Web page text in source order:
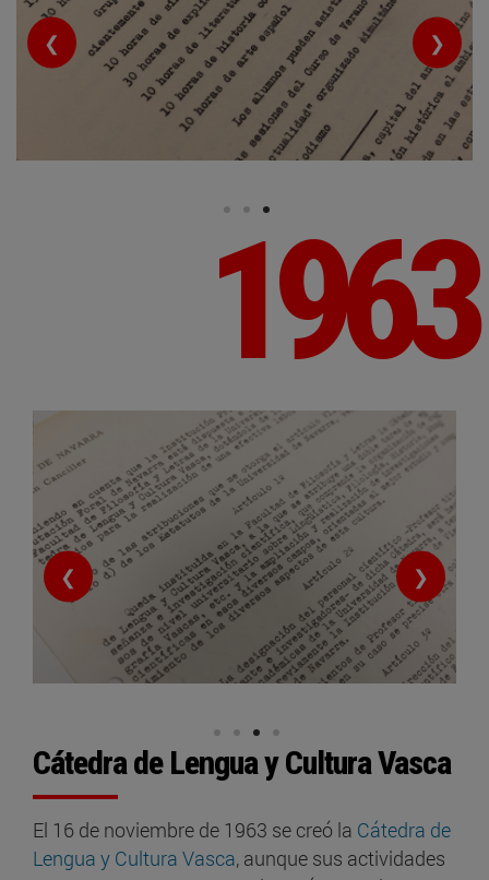
❮ ❯
1963
❮ ❯
Cátedra de Lengua y Cultura Vasca
El 16 de noviembre de 1963 se creó la Cátedra de
Lengua y Cultura Vasca, aunque sus actividades